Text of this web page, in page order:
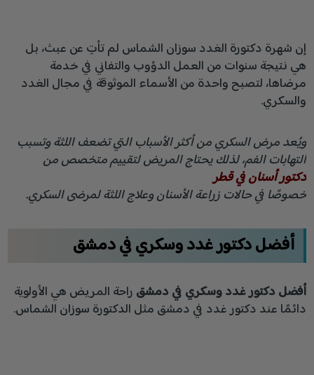
إن شهرة دكتورة الغدد سوزان الشماس لم تأتِ عن عبث، بل
هي نتيجة سنوات من العمل الدؤوب والتفاني في خدمة
مرضاها، لتصبح واحدة من الأسماء الموثوقة في مجال الغدد
والسكري.
ويُعد مرض السكري من أكثر الأسباب التي تضعف اللثة وتسبب
التهابات الفم، لذلك يحتاج المريض لتقييم متخصص من
دكتور أسنان في قطر
خصوصًا في حالات زراعة الأسنان وعلاج اللثة لمرضى السكري.
أفضل دكتور غدد وسكري في دمشق
أفضل دكتور غدد وسكري في دمشق راحة المريض هي الأولوية
دائمًا عند دكتور غدد في دمشق مثل الدكتورة سوزان الشماس.